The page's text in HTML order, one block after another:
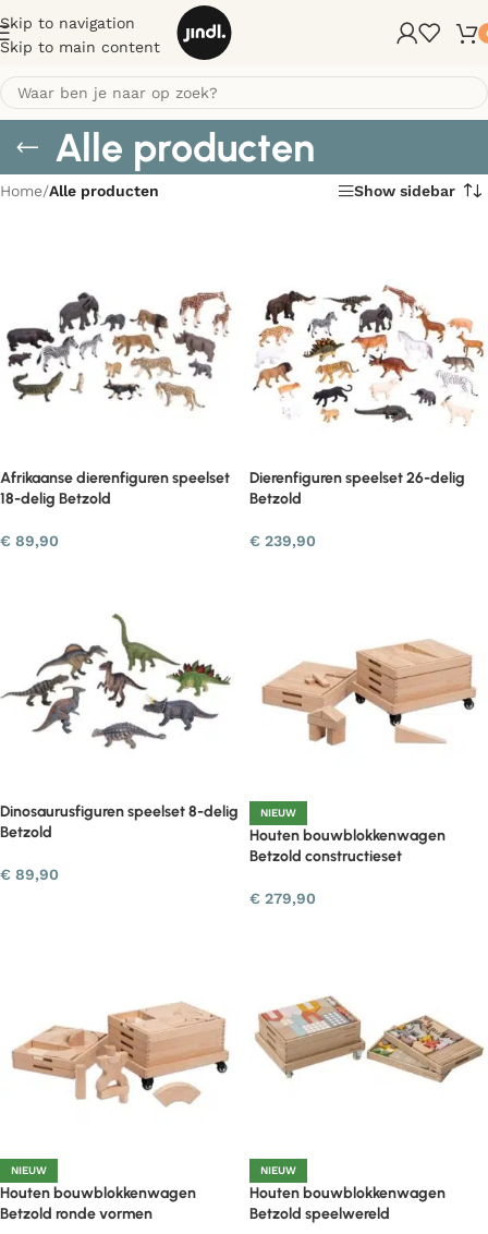
Skip to navigation
Skip to main content
Alle producten
Home/Alle producten Show sidebar
Afrikaanse dierenfiguren speelset
18-delig Betzold
€ 89,90
Dierenfiguren speelset 26-delig
Betzold
€ 239,90
Dinosaurusfiguren speelset 8-delig
Betzold
€ 89,90
NIEUW
Houten bouwblokkenwagen
Betzold constructieset
€ 279,90
NIEUW
Houten bouwblokkenwagen
Betzold ronde vormen
NIEUW
Houten bouwblokkenwagen
Betzold speelwereld